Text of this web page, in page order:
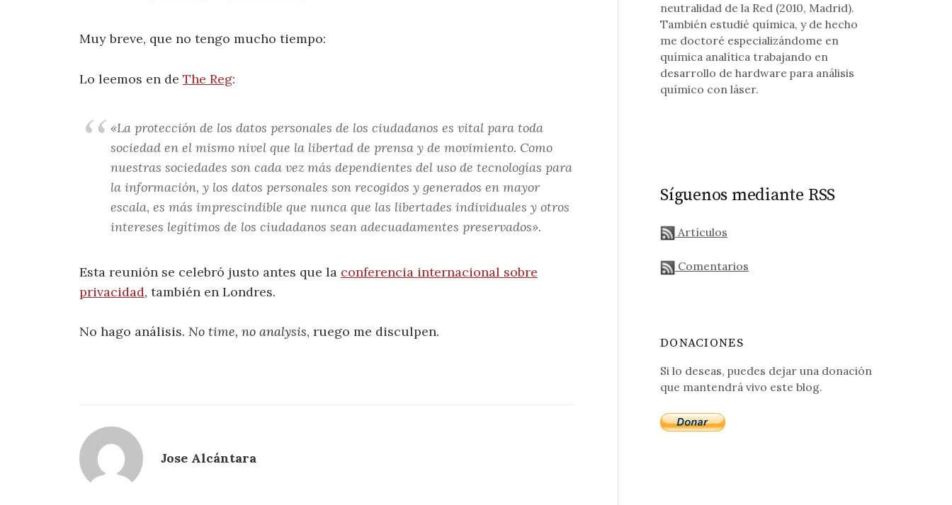
Muy breve, que no tengo mucho tiempo:
Lo leemos en de The Reg:
«La protección de los datos personales de los ciudadanos es vital para toda
sociedad en el mismo nivel que la libertad de prensa y de movimiento. Como
nuestras sociedades son cada vez más dependientes del uso de tecnologías para
la información, y los datos personales son recogidos y generados en mayor
escala, es más imprescindible que nunca que las libertades individuales y otros
intereses legítimos de los ciudadanos sean adecuadamentes preservados».
Esta reunión se celebró justo antes que la conferencia internacional sobre
privacidad, también en Londres.
No hago análisis. No time, no analysis, ruego me disculpen.
Jose Alcántara
neutralidad de la Red (2010, Madrid).
También estudié química, y de hecho
me doctoré especializándome en
química analítica trabajando en
desarrollo de hardware para análisis
químico con láser.
Síguenos mediante RSS
Artículos
Comentarios
DONACIONES
Si lo deseas, puedes dejar una donación
que mantendrá vivo este blog.